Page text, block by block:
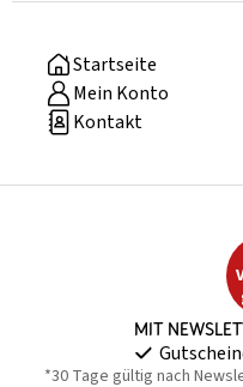
Startseite
Mein Konto
Kontakt
Mit
*30 Tage gültig nach